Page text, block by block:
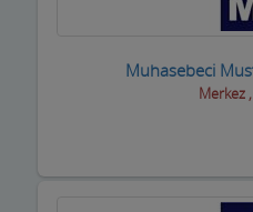
Muhasebeci
Merkez